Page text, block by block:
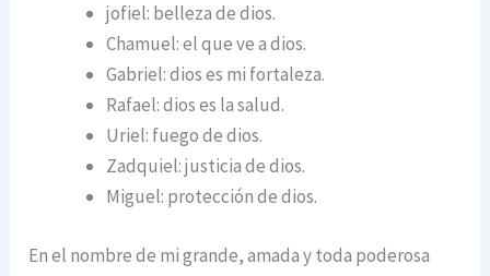
jofiel: belleza de dios.
Chamuel: el que ve a dios.
Gabriel: dios es mi fortaleza.
Rafael: dios es la salud.
Uriel: fuego de dios.
Zadquiel: justicia de dios.
Miguel: protección de dios.
En el nombre de mi grande, amada y toda poderosa